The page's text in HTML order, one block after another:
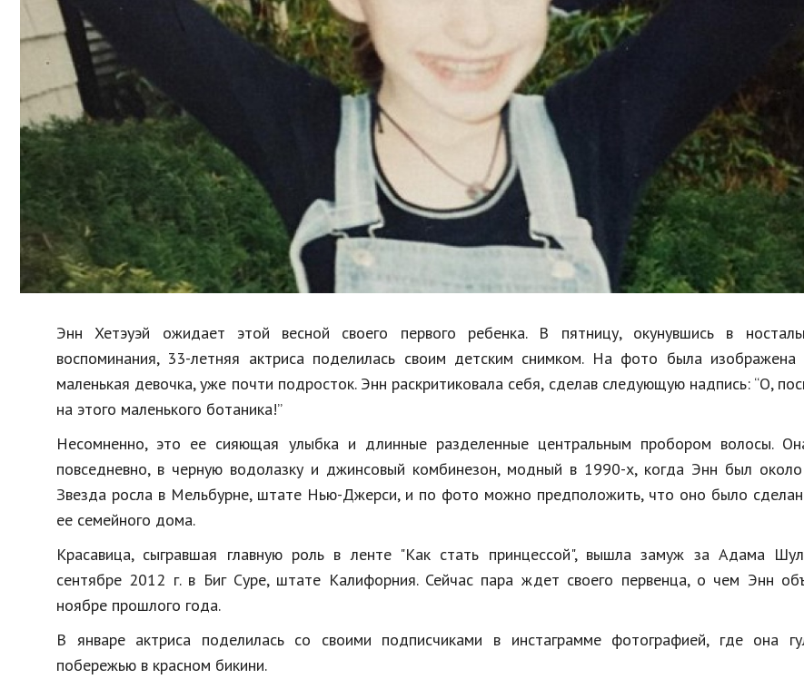
Образование
В мире
Культура
Авто, мото
Спорт
Знаменитости
Недвижимость
Спорт и фитнес
Психология и отношения
Творчество и рукоделие
Разное
Работа и бизнес
Животные
Энн Хетэуэй ожидает этой весной своего первого ребенка. В пятницу, окунувшись в
воспоминания, 33-летняя актриса поделилась своим детским снимком. На фото была изображена
маленькая девочка, уже почти подросток. Энн раскритиковала себя, сделав следующую надпись: “О,
на этого маленького ботаника!”
Несомненно, это ее сияющая улыбка и длинные разделенные центральным пробором волосы.
повседневно, в черную водолазку и джинсовый комбинезон, модный в 1990-х, когда Энн был
Звезда росла в Мельбурне, штате Нью-Джерси, и по фото можно предположить, что оно было
ее семейного дома.
Красавица, сыгравшая главную роль в ленте "Как стать принцессой", вышла замуж за Адама
сентябре 2012 г. в Биг Суре, штате Калифорния. Сейчас пара ждет своего первенца, о чем Энн
ноябре прошлого года.
В январе актриса поделилась со своими подписчиками в инстаграмме фотографией, где она
побережью в красном бикини.